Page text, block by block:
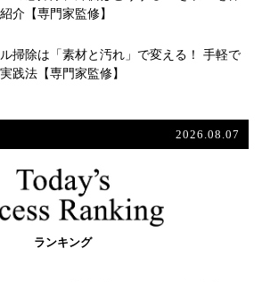
介【専門家監修】
掃除は「素材と汚れ」で変える！ 手軽で
践法【専門家監修】
2026.08.07
ランキング